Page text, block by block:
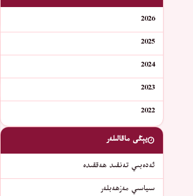
2026
2025
2024
2023
2022
يېڭى ماقالىلەر
ئەدەبىي تەنقىد ھەققىدە
سىياسىي مەزھەبلەر